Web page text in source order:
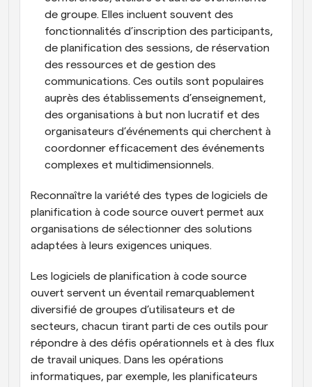
de groupe. Elles incluent souvent des
fonctionnalités d’inscription des participants,
de planification des sessions, de réservation
des ressources et de gestion des
communications. Ces outils sont populaires
auprès des établissements d’enseignement,
des organisations à but non lucratif et des
organisateurs d’événements qui cherchent à
coordonner efficacement des événements
complexes et multidimensionnels.
Reconnaître la variété des types de logiciels de
planification à code source ouvert permet aux
organisations de sélectionner des solutions
adaptées à leurs exigences uniques.
Les logiciels de planification à code source
ouvert servent un éventail remarquablement
diversifié de groupes d’utilisateurs et de
secteurs, chacun tirant parti de ces outils pour
répondre à des défis opérationnels et à des flux
de travail uniques. Dans les opérations
informatiques, par exemple, les planificateurs